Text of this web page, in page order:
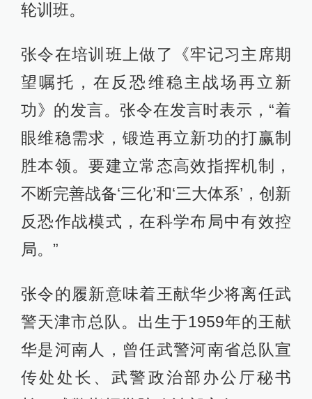
轮训班。
张令在培训班上做了《牢记习主席期
望嘱托，在反恐维稳主战场再立新
功》的发言。张令在发言时表示，“着
眼维稳需求，锻造再立新功的打赢制
胜本领。要建立常态高效指挥机制，
不断完善战备‘三化’和‘三大体系’，创新
反恐作战模式，在科学布局中有效控
局。”
张令的履新意味着王献华少将离任武
警天津市总队。出生于1959年的王献
华是河南人，曾任武警河南省总队宣
传处处长、武警政治部办公厅秘书